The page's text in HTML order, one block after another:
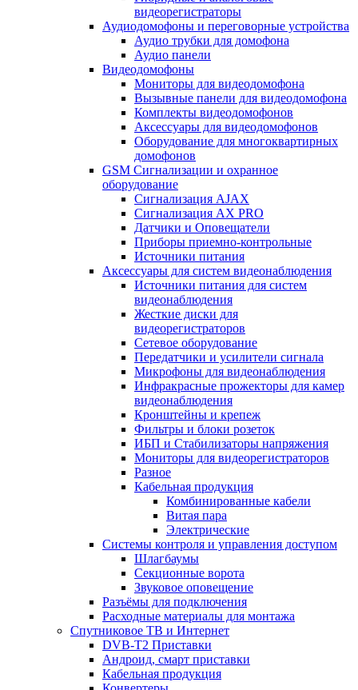
видеорегистраторы
Аудиодомофоны и переговорные устройства
Аудио трубки для домофона
Аудио панели
Видеодомофоны
Мониторы для видеодомофона
Вызывные панели для видеодомофона
Комплекты видеодомофонов
Аксессуары для видеодомофонов
Оборудование для многоквартирных
домофонов
GSM Сигнализации и охранное
оборудование
Сигнализация AJAX
Сигнализация AX PRO
Датчики и Оповещатели
Приборы приемно-контрольные
Источники питания
Аксессуары для систем видеонаблюдения
Источники питания для систем
видеонаблюдения
Жесткие диски для
видеорегистраторов
Сетевое оборудование
Передатчики и усилители сигнала
Микрофоны для видеонаблюдения
Инфракрасные прожекторы для камер
видеонаблюдения
Кронштейны и крепеж
Фильтры и блоки розеток
ИБП и Стабилизаторы напряжения
Мониторы для видеорегистраторов
Разное
Кабельная продукция
Комбинированные кабели
Витая пара
Электрические
Системы контроля и управления доступом
Шлагбаумы
Секционные ворота
Звуковое оповещение
Разъёмы для подключения
Расходные материалы для монтажа
Спутниковое ТВ и Интернет
DVB-Т2 Приставки
Андроид, смарт приставки
Кабельная продукция